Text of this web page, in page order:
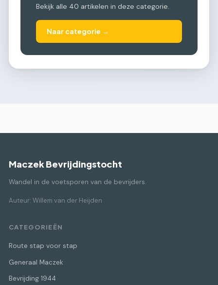
Bekijk alle 40 artikelen in deze categorie.
Naar categorie →
Maczek Bevrijdingstocht
Wandel in de voetsporen van de bevrijders.
Auteur: Willem van der Heijden
CATEGORIEËN
Route stap voor stap
Generaal Maczek
Bevrijding 1944